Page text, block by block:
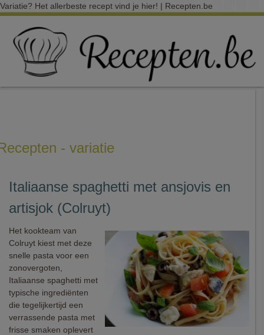
Variatie? Het allerbeste recept vind je hier! | Recepten.be
- variatie
Italiaanse spaghetti met ansjovis en
artisjok (Colruyt)
Het kookteam van
Colruyt kiest met deze
snelle pasta voor een
zonovergoten,
Italiaanse spaghetti met
typische ingrediënten
die tegelijkertijd een
verrassende pasta met
frisse smaken oplevert